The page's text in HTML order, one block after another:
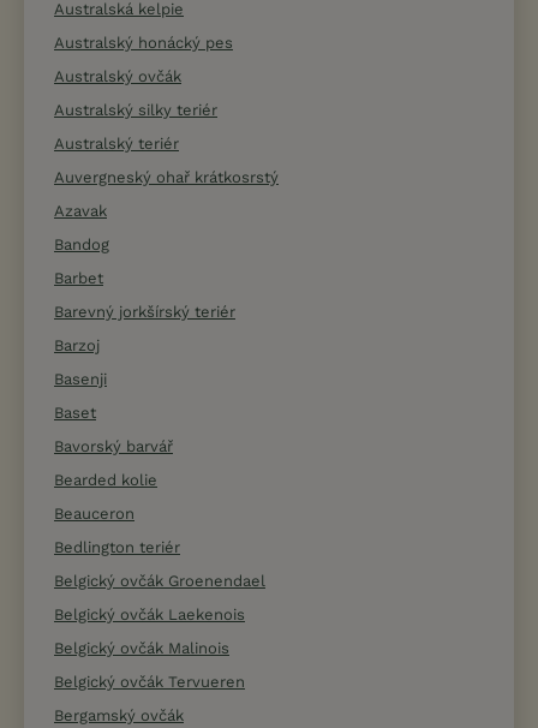
Australská kelpie
Australský honácký pes
Australský ovčák
Australský silky teriér
Australský teriér
Auvergneský ohař krátkosrstý
Azavak
Bandog
Barbet
Barevný jorkšírský teriér
Barzoj
Basenji
Baset
Bavorský barvář
Bearded kolie
Beauceron
Bedlington teriér
Belgický ovčák Groenendael
Belgický ovčák Laekenois
Belgický ovčák Malinois
Belgický ovčák Tervueren
Bergamský ovčák